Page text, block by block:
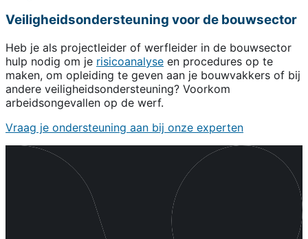
Veiligheidsondersteuning voor de bouwsector
Heb je als projectleider of werfleider in de bouwsector
hulp nodig om je risicoanalyse en procedures op te
maken, om opleiding te geven aan je bouwvakkers of bij
andere veiligheidsondersteuning? Voorkom
arbeidsongevallen op de werf.
Vraag je ondersteuning aan bij onze experten